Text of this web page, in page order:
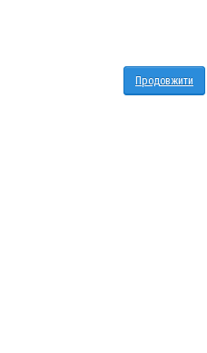
Продовжити